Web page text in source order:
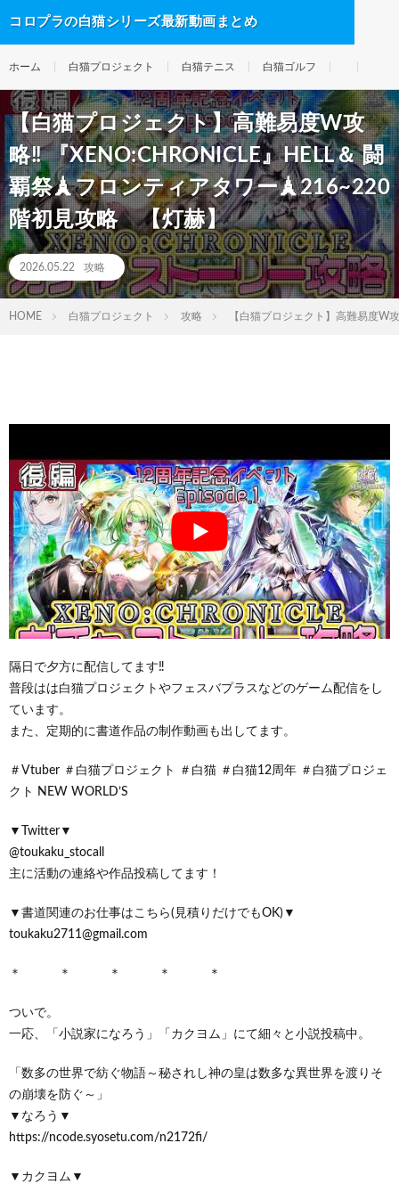
コロプラの白猫シリーズ最新動画まとめ
ホーム 白猫プロジェクト 白猫テニス 白猫ゴルフ
【白猫プロジェクト】高難易度W攻
略‼ 『XENO:CHRONICLE』HELL＆ 闘
覇祭🗼フロンティアタワー🗼216~220
階初見攻略 【灯赫】
2026.05.22 攻略
HOME 白猫プロジェクト 攻略 【白猫プロジェクト】高難易度W
隔日で夕方に配信してます‼
普段はは白猫プロジェクトやフェスバプラスなどのゲーム配信をし
ています。
また、定期的に書道作品の制作動画も出してます。
＃Vtuber ＃白猫プロジェクト ＃白猫 ＃白猫12周年 ＃白猫プロジェ
クト NEW WORLD’S
▼Twitter▼
@toukaku_stocall
主に活動の連絡や作品投稿してます！
▼書道関連のお仕事はこちら(見積りだけでもOK)▼
toukaku2711@gmail.com
＊ ＊ ＊ ＊ ＊
ついで。
一応、「小説家になろう」「カクヨム」にて細々と小説投稿中。
「数多の世界で紡ぐ物語～秘されし神の皇は数多な異世界を渡りそ
の崩壊を防ぐ～」
▼なろう▼
https://ncode.syosetu.com/n2172fi/
▼カクヨム▼